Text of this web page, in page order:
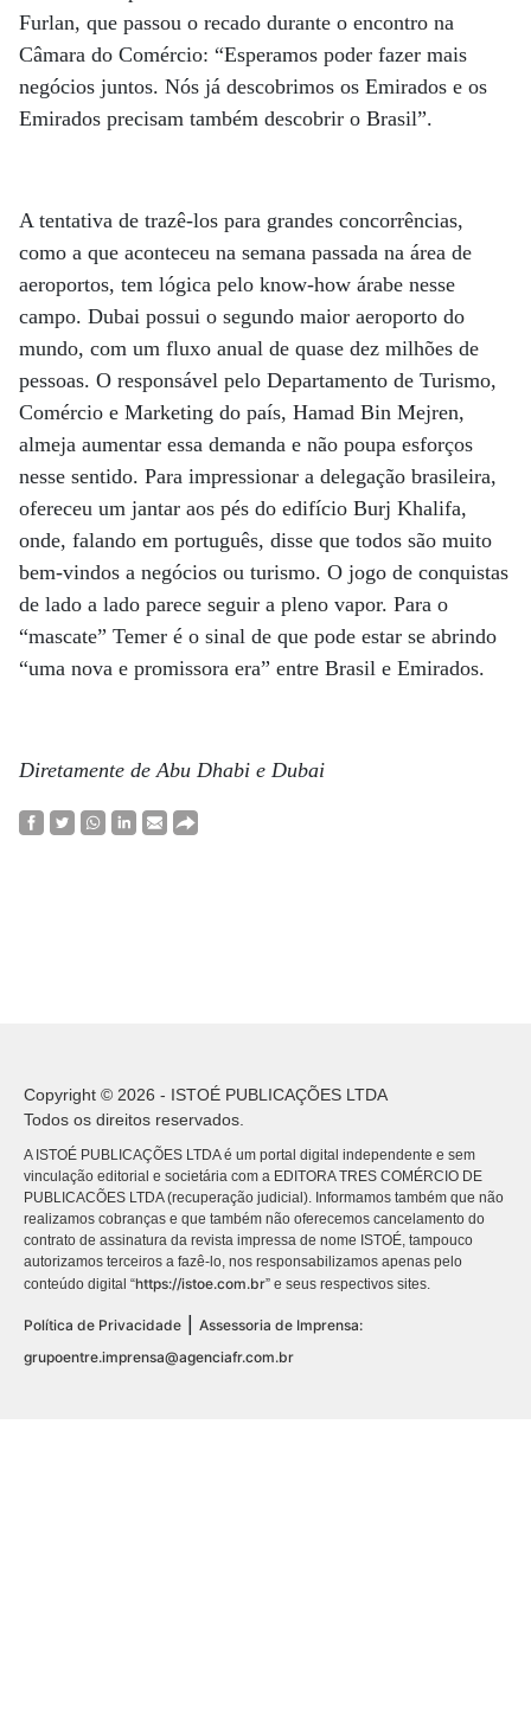
Furlan, que passou o recado durante o encontro na
Câmara do Comércio: “Esperamos poder fazer mais
negócios juntos. Nós já descobrimos os Emirados e os
Emirados precisam também descobrir o Brasil”.
A tentativa de trazê-los para grandes concorrências,
como a que aconteceu na semana passada na área de
aeroportos, tem lógica pelo know-how árabe nesse
campo. Dubai possui o segundo maior aeroporto do
mundo, com um fluxo anual de quase dez milhões de
pessoas. O responsável pelo Departamento de Turismo,
Comércio e Marketing do país, Hamad Bin Mejren,
almeja aumentar essa demanda e não poupa esforços
nesse sentido. Para impressionar a delegação brasileira,
ofereceu um jantar aos pés do edifício Burj Khalifa,
onde, falando em português, disse que todos são muito
bem-vindos a negócios ou turismo. O jogo de conquistas
de lado a lado parece seguir a pleno vapor. Para o
“mascate” Temer é o sinal de que pode estar se abrindo
“uma nova e promissora era” entre Brasil e Emirados.
Diretamente de Abu Dhabi e Dubai
Copyright © 2026 - ISTOÉ PUBLICAÇÕES LTDA
Todos os direitos reservados.
A ISTOÉ PUBLICAÇÕES LTDA é um portal digital independente e sem
vinculação editorial e societária com a EDITORA TRES COMÉRCIO DE
PUBLICACÕES LTDA (recuperação judicial). Informamos também que não
realizamos cobranças e que também não oferecemos cancelamento do
contrato de assinatura da revista impressa de nome ISTOÉ, tampouco
autorizamos terceiros a fazê-lo, nos responsabilizamos apenas pelo
conteúdo digital “https://istoe.com.br” e seus respectivos sites.
Política de Privacidade | Assessoria de Imprensa:
grupoentre.imprensa@agenciafr.com.br